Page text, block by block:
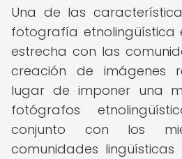
Una de las
fotografía etnolingüística
estrecha con las
creación de imágenes
lugar de imponer una
fotógrafos
conjunto con los
comunidades